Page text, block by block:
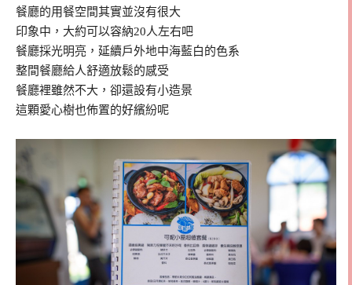
餐廳的用餐空間其實並沒有很大
印象中，大約可以容納20人左右吧
餐廳採光明亮，延續戶外地中海藍白的色系
整間餐廳給人舒適放鬆的感受
餐廳裡雖然不大，卻還設有小造景
這顆愛心樹也佈置的好繽紛呢